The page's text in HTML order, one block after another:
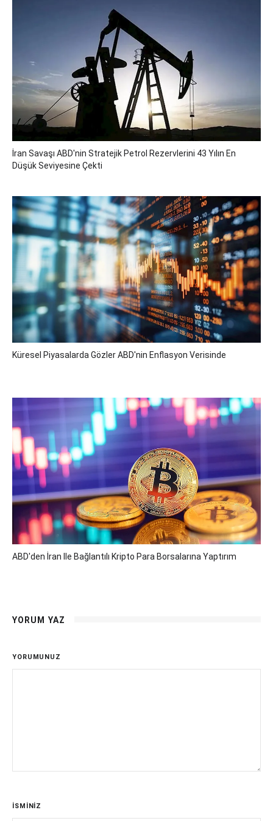
İran Savaşı ABD'nin Stratejik Petrol Rezervlerini 43 Yılın En
Düşük Seviyesine Çekti
Küresel Piyasalarda Gözler ABD'nin Enflasyon Verisinde
ABD'den İran Ile Bağlantılı Kripto Para Borsalarına Yaptırım
YORUM YAZ
YORUMUNUZ
İSMİNİZ